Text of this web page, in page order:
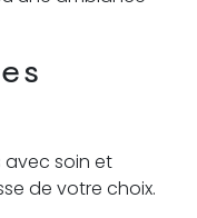
avec soin et
de votre choix.